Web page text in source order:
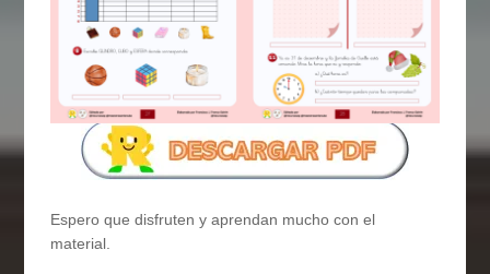
Espero que disfruten y aprendan mucho con el
material.